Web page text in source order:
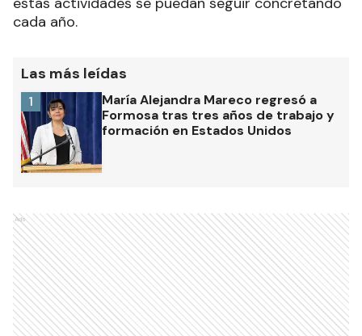
cada año.
Las más leídas
María Alejandra Mareco regresó a
Formosa tras tres años de trabajo y
formación en Estados Unidos
1
Ads